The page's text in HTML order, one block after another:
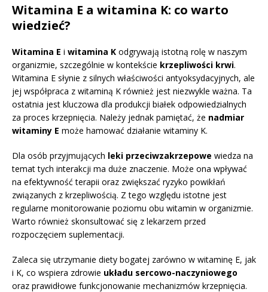
Witamina E a witamina K: co warto
wiedzieć?
Witamina E i witamina K odgrywają istotną rolę w naszym
organizmie, szczególnie w kontekście krzepliwości krwi.
Witamina E słynie z silnych właściwości antyoksydacyjnych, ale
jej współpraca z witaminą K również jest niezwykle ważna. Ta
ostatnia jest kluczowa dla produkcji białek odpowiedzialnych
za proces krzepnięcia. Należy jednak pamiętać, że nadmiar
witaminy E może hamować działanie witaminy K.
Dla osób przyjmujących leki przeciwzakrzepowe wiedza na
temat tych interakcji ma duże znaczenie. Może ona wpływać
na efektywność terapii oraz zwiększać ryzyko powikłań
związanych z krzepliwością. Z tego względu istotne jest
regularne monitorowanie poziomu obu witamin w organizmie.
Warto również skonsultować się z lekarzem przed
rozpoczęciem suplementacji.
Zaleca się utrzymanie diety bogatej zarówno w witaminę E, jak
i K, co wspiera zdrowie układu sercowo-naczyniowego
oraz prawidłowe funkcjonowanie mechanizmów krzepnięcia.